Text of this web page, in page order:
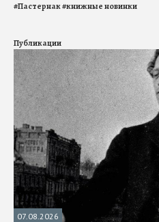
#Пастернак#книжные новинки
Публикации
07.08.2026